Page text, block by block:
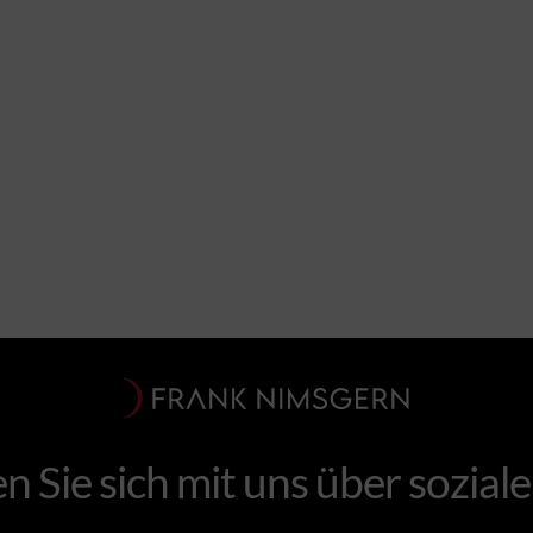
Sie sich mit uns über